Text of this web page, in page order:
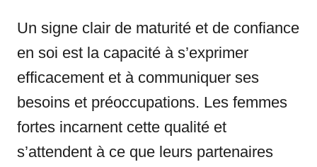
Un signe clair de maturité et de confiance
en soi est la capacité à s’exprimer
efficacement et à communiquer ses
besoins et préoccupations. Les femmes
fortes incarnent cette qualité et
s’attendent à ce que leurs partenaires